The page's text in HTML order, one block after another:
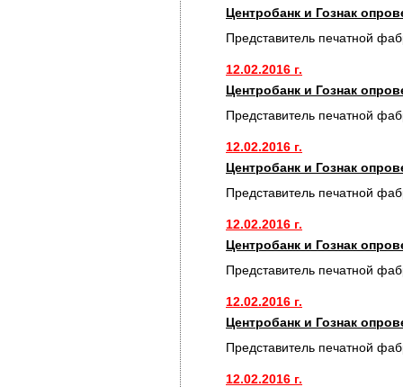
Центробанк и Гознак
Представитель печатной
12.02.2016 г.
Центробанк и Гознак
Представитель печатной
12.02.2016 г.
Центробанк и Гознак
Представитель печатной
12.02.2016 г.
Центробанк и Гознак
Представитель печатной
12.02.2016 г.
Центробанк и Гознак
Представитель печатной
12.02.2016 г.